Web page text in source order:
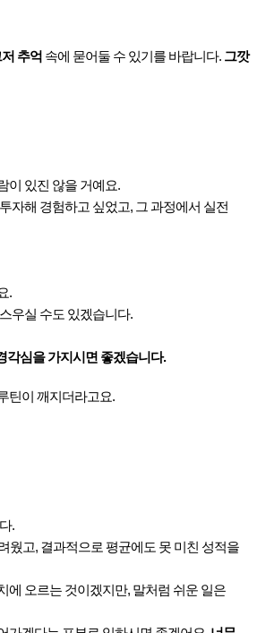
추억 속에 묻어둘 수 있기를 바랍니다. 그깟
이 있진 않을 거예요.
자해 경험하고 싶었고, 그 과정에서 실전
.
우실 수도 있겠습니다.
각심을 가지시면 좋겠습니다.
틴이 깨지더라고요.
.
웠고, 결과적으로 평균에도 못 미친 성적을
에 오르는 것이겠지만, 말처럼 쉬운 일은